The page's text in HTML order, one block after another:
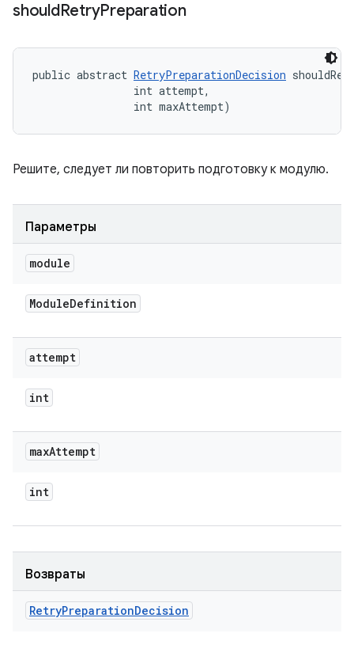
shouldRetryPreparation
public abstract RetryPreparationDecision
                int attempt,
                int maxAttempt)
Решите, следует ли повторить подготовку к модулю.
Параметры
module
ModuleDefinition
attempt
int
maxAttempt
int
Возвраты
RetryPreparationDecision